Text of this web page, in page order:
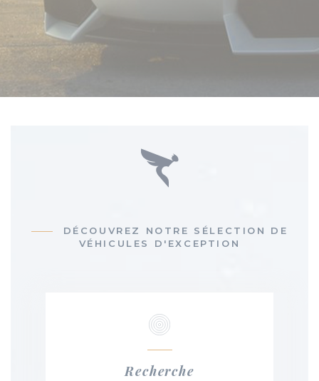
DÉCOUVREZ NOTRE SÉLECTION DE
VÉHICULES D'EXCEPTION
Recherche